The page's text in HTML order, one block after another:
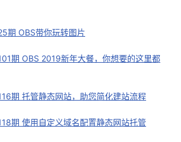
期 OBS带你玩转图片
期 OBS 2019新年大餐，你想要的这里都
期 托管静态网站，助您简化建站流程
期 使用自定义域名配置静态网站托管